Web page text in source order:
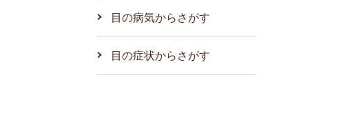
目の病気からさがす
目の症状からさがす